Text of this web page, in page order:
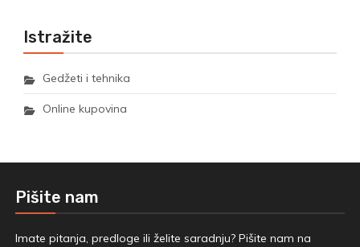
Istražite
Gedžeti i tehnika
Online kupovina
Pišite nam
Imate pitanja, predloge ili želite saradnju? Pišite nam na